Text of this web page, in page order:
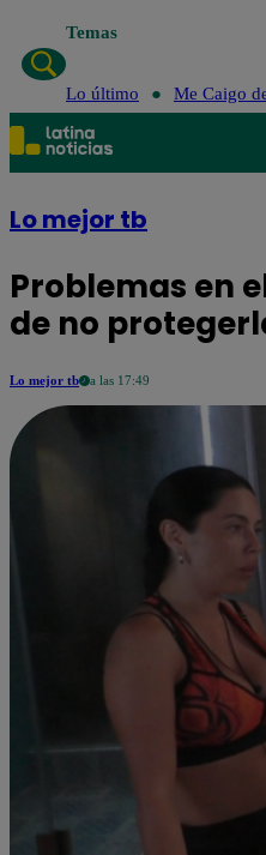
Temas
Lo último Me Caigo
Lo mejor tb
Problemas en
de no
Lo mejor tb a las 17:49